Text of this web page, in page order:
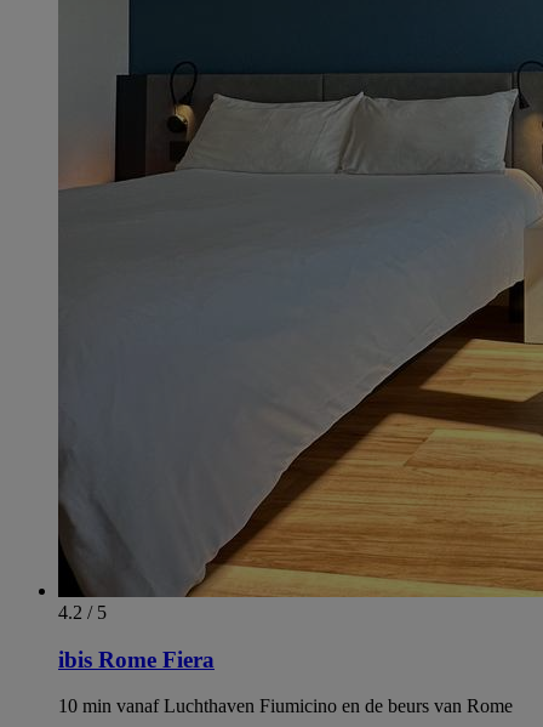
4.2 / 5
ibis Rome Fiera
10 min vanaf Luchthaven Fiumicino en de beurs van Rome